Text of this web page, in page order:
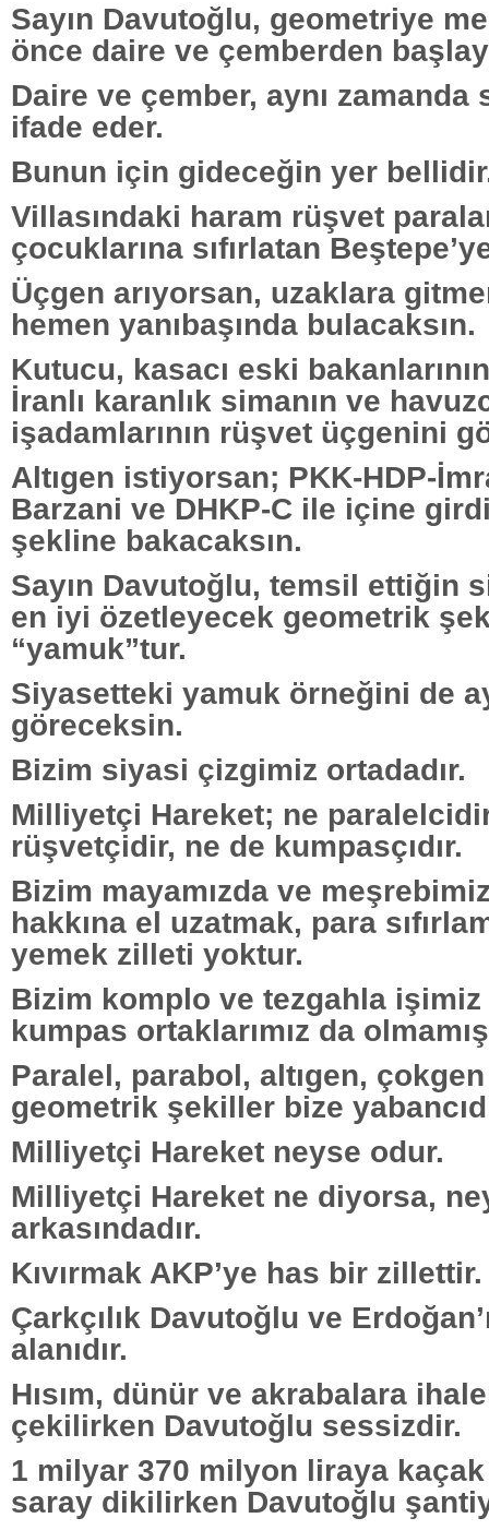
Sayın Davutoğlu, geometriye
önce daire ve çemberden
Daire ve çember, aynı zamanda
ifade eder.
Bunun için gideceğin yer
Villasındaki haram rüşvet
çocuklarına sıfırlatan
Üçgen arıyorsan, uzaklara
hemen yanıbaşında bulacaksın.
Kutucu, kasacı eski
İranlı karanlık simanın ve
işadamlarının rüşvet üçgenini
Altıgen istiyorsan; PKK-HDP-
Barzani ve DHKP-C ile içine
şekline bakacaksın.
Sayın Davutoğlu, temsil ettiğin
en iyi özetleyecek geometrik
“yamuk”tur.
Siyasetteki yamuk örneğini de
göreceksin.
Bizim siyasi çizgimiz ortadadır.
Milliyetçi Hareket; ne
rüşvetçidir, ne de kumpasçıdır.
Bizim mayamızda ve
hakkına el uzatmak, para
yemek zilleti yoktur.
Bizim komplo ve tezgahla işimiz
kumpas ortaklarımız da
Paralel, parabol, altıgen,
geometrik şekiller bize
Milliyetçi Hareket neyse odur.
Milliyetçi Hareket ne diyorsa,
arkasındadır.
Kıvırmak AKP’ye has bir zillettir.
Çarkçılık Davutoğlu ve
alanıdır.
Hısım, dünür ve akrabalara
çekilirken Davutoğlu sessizdir.
1 milyar 370 milyon liraya kaçak
saray dikilirken Davutoğlu